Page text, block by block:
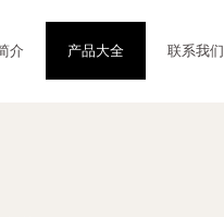
介 产品大全 联系我们